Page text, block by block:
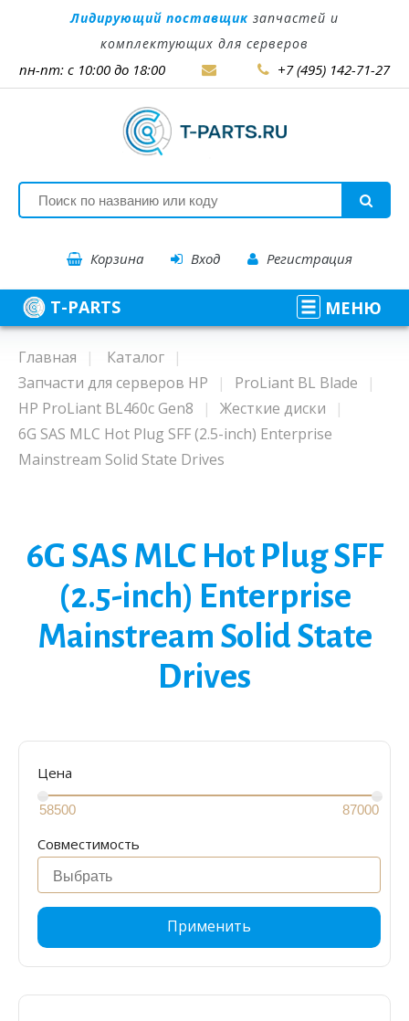
Лидирующий поставщик запчастей и
комплектующих для серверов
пн-пт: с 10:00 до 18:00 +7 (495) 142-71-27
Корзина Вход Регистрация
T-PARTS МЕНЮ
Главная
Каталог
Запчасти для серверов HP
ProLiant BL Blade
HP ProLiant BL460c Gen8
Жесткие диски
6G SAS MLC Hot Plug SFF (2.5-inch) Enterprise
Mainstream Solid State Drives
6G SAS MLC Hot Plug SFF
(2.5-inch) Enterprise
Mainstream Solid State
Drives
Цена
Совместимость
Применить